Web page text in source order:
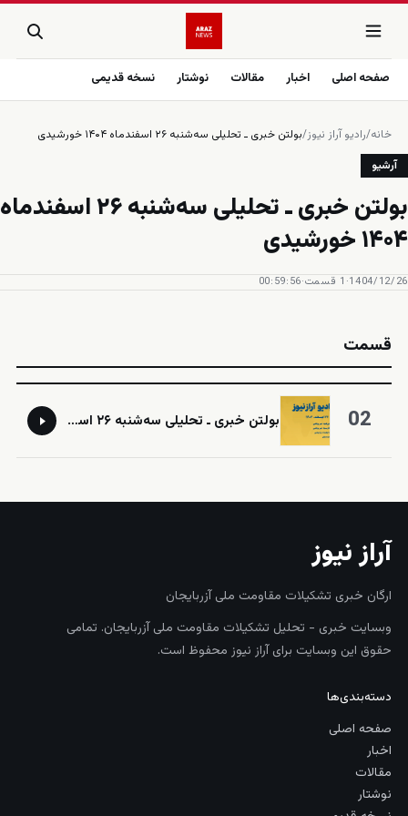
صفحه اصلی اخبار مقالات نوشتار نسخه قدیمی
خانه/رادیو آراز نیوز/
آرشیو
‎⁨بولتن خبری ـ تحلیلی سه‌شنبه ۲۶ اسفند‌ماه
۱۴۰۴ خورشیدی⁩
1404/12/26
· 1 قسمت ·
00:59:56
قسمت
02 ‎⁨بولتن خبری ـ تحلیلی سه‌شنبه ۲۶ اسفند‌ماه ۱۴۰۴ خورشیدی⁩
آراز نیوز
ارگان خبری تشکیلات مقاومت ملی آزربایجان
وبسایت خبری - تحلیل تشکیلات مقاومت ملی آزربایجان. تمامی
حقوق این وبسایت برای آراز نیوز محفوظ است.
دسته‌بندی‌ها
صفحه اصلی
اخبار
مقالات
نوشتار